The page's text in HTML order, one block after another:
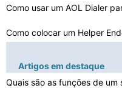
Como usar um AOL Dialer
Pode Yahoo E-
Artigos em destaque
Quais são as funções de